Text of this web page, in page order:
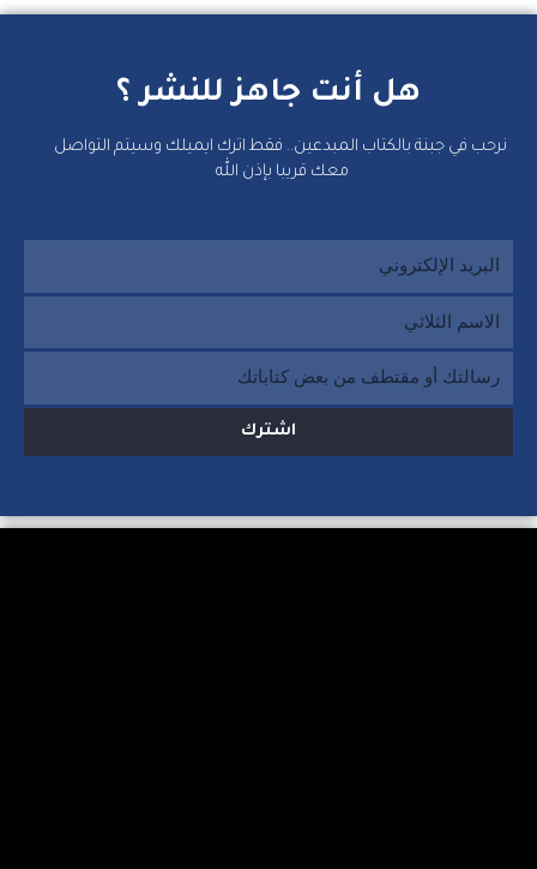
هل أنت جاهز للنشر ؟
نرحب في جبنة بالكتاب المبدعين.. فقط اترك ايميلك وسيتم التواصل
معك قريبا بإذن الله
اشترك